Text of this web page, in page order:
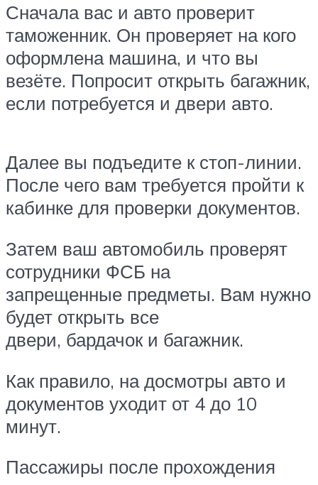
Сначала вас и авто проверит
таможенник. Он проверяет на кого
оформлена машина, и что вы
везёте. Попросит открыть багажник,
если потребуется и двери авто.
Далее вы подъедите к стоп-линии.
После чего вам требуется пройти к
кабинке для проверки документов.
Затем ваш автомобиль проверят
сотрудники ФСБ на
запрещенные предметы. Вам нужно
будет открыть все
двери, бардачок и багажник.
Как правило, на досмотры авто и
документов уходит от 4 до 10
минут.
Пассажиры после прохождения